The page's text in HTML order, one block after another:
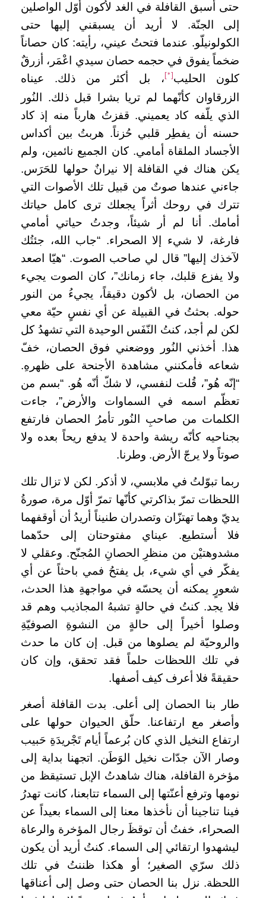
حتى أسبق القافلة في الغد لأكون أوّل الواصلين
إلى الجنّة. لا أريد أن يسبقني إليها حتى
الكولونيلّو. عندما فتحتُ عيني، رأيته: كان حصاناً
ضخماً يفوق في حجمه حصان سيدي اعْمَر، أزرقٌ
كلون الحليب [*] ، بل أكثر من ذلك. عيناه
الزرقاوان كأنّهما لم تريا بشرا قبل ذلك. النُور
الذي يلّفه كاد يعميني. قفزتُ هارباً منه إذ كاد
حسنه أن يفطِر قلبي حُزناً. هربتُ بين أكداس
الأجساد الملقاة أمامي. كان الجميع نائمين، ولم
يكن هناك في القافلة إلا نيرانٌ حولها للحَرَس.
جاءني عندها صوتٌ من قبيل تلك الأصوات التي
تترك في روحك أثراً يجعلك ترى كامل حياتك
أمامك. أنا لم أر شيئاً، وجدتُ حياتي أمامي
فارغة، لا شيء إلا الصحراء. “جاب الله، جئتُك
لآخذك إليها” قال لي صاحب الصوت. “هيّا اصعد
ولا يفزع قلبك، جاء زمانك”، كان الصوت يجيء
من الحصان، بل لأكون دقيقاً، يجيءُ من النور
حوله. بحثتُ في القبيلة عن أي نفسٍ حيّة معي
لكن لم أجد، كنتُ النّفَس الوحيدة التي تشهدُ كل
هذا. أخذني النُور ووضعني فوق الحصان، خفّ
شعاعه فأمكنني مشاهدة الأجنحة على ظهرهِ.
“إنّه هُو”، قُلت لنفسي، لا شكّ أنّه هُو. “بسم من
تعظّم اسمه في السماوات والأرض”، جاءت
الكلمات من صاحبِ النُور تأمرُ الحصان فارتفع
بجناحيه كأنّه ريشة واحدة لا يدفع ريحاً بعده ولا
صوتاً ولا يرجّ الأرض. وطرنا.
ربما تبوّلتُ في ملابسي، لا أذكر. لكن لا تزال تلك
اللحظات تمرّ بذاكرتي كأنّها تمرّ أوّل مرة، صورةُ
يديّ وهما تهتزّان وتصدران طنيناً أريدُ أن أوقفهما
فلا أستطيع. عيناي مفتوحتان إلى حدّهما
مشدوهتيْن من منظرِ الحصانِ المُجنّح. وعقلي لا
يفكّر في أي شيء، بل يفتحُ فمي باحثاً عن أي
شعورٍ يمكنه أن يحسّه في مواجهةِ هذا الحدث،
فلا يجد. كنتُ في حالةٍ تشبهُ المجاذيب وهم قد
وصلوا أخيراً إلى حالةٍ من النشوةِ الصوفيّةِ
والروحيّة لم يصلوها من قبل. إن كان ما حدث
في تلك اللحظات حلماً فقد تحقق، وإن كان
حقيقةً فلا أعرف كيف أصفها.
طار بنا الحصان إلى أعلى. بدت القافلة أصغر
وأصغر مع ارتفاعنا. حلّق الحيوان حولها على
ارتفاع النخيل الذي كان بُرعماً أيام تَجْريدَةِ حَبيب
وصار الآن جدّات نخيل الوَطَن. اتجهنا بداية إلى
مؤخرة القافلة، هناك شاهدتُ الإبل تستيقظ من
نومها وترفع أعنّتها إلى السماء تتابعنا، كانت تهدرُ
فينا تناجينا أن نأخذها معنا إلى السماء بعيداً عن
الصحراء، خفتُ أن توقظَ رجال المؤخرة والرعاة
ليشهدوا ارتقائي إلى السماء. كنتُ أريد أن يكون
ذلك سرّي الصغير؛ أو هكذا ظننتُ في تلك
اللحظة. نزل بنا الحصان حتى وصل إلى أعناقها